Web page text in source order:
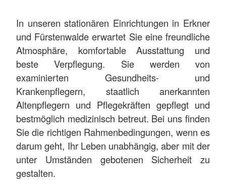
In unseren stationären Einrichtungen in Erkner
und Fürstenwalde erwartet Sie eine freundliche
Atmosphäre, komfortable Ausstattung und
beste Verpflegung. Sie werden von
examinierten Gesundheits- und
Krankenpflegern, staatlich anerkannten
Altenpflegern und Pflegekräften gepflegt und
bestmöglich medizinisch betreut. Bei uns finden
Sie die richtigen Rahmenbedingungen, wenn es
darum geht, Ihr Leben unabhängig, aber mit der
unter Umständen gebotenen Sicherheit zu
gestalten.